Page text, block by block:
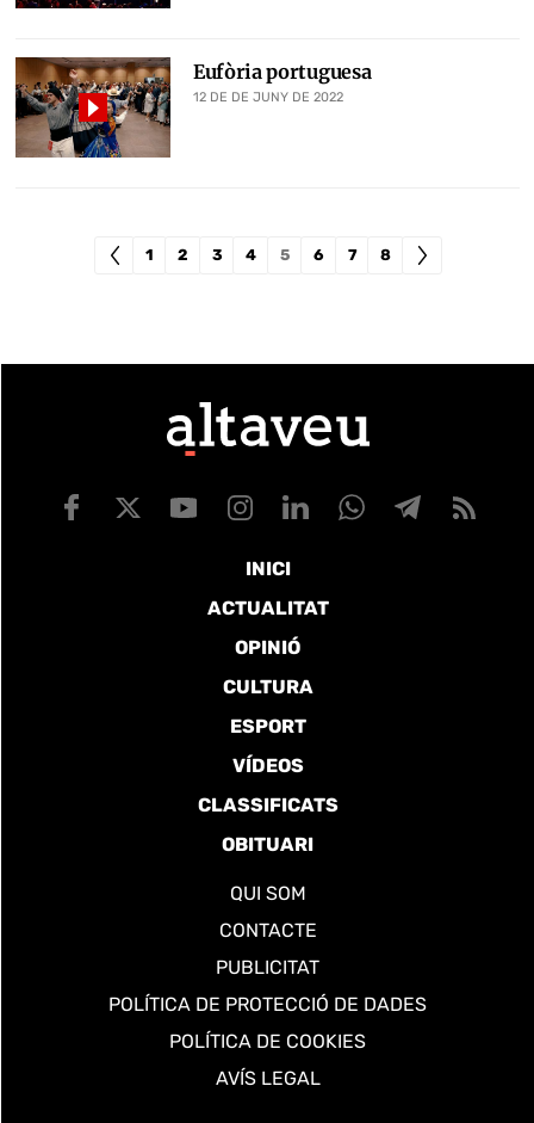
Eufòria portuguesa
12 DE DE JUNY DE 2022
1 2 3 4 5 6 7 8
INICI
ACTUALITAT
OPINIÓ
CULTURA
ESPORT
VÍDEOS
CLASSIFICATS
OBITUARI
QUI SOM
CONTACTE
PUBLICITAT
POLÍTICA DE PROTECCIÓ DE DADES
POLÍTICA DE COOKIES
AVÍS LEGAL